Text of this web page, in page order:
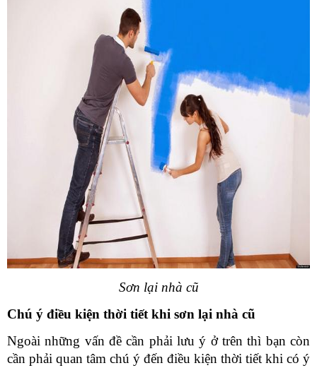
Sơn lại nhà cũ
Chú ý điều kiện thời tiết khi sơn lại nhà cũ
Ngoài những vấn đề cần phải lưu ý ở trên thì bạn còn
cần phải quan tâm chú ý đến điều kiện thời tiết khi có ý